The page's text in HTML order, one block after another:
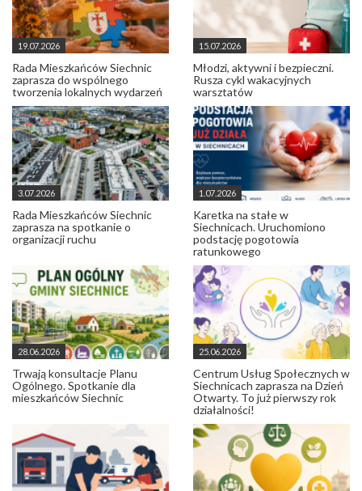
19.07.2026
Rada Mieszkańców Siechnic
zaprasza do wspólnego
tworzenia lokalnych wydarzeń
15.07.2026
Młodzi, aktywni i bezpieczni.
Rusza cykl wakacyjnych
warsztatów
3.07.2026
Rada Mieszkańców Siechnic
zaprasza na spotkanie o
organizacji ruchu
1.07.2026
Karetka na stałe w
Siechnicach. Uruchomiono
podstację pogotowia
ratunkowego
28.06.2026
Trwają konsultacje Planu
Ogólnego. Spotkanie dla
mieszkańców Siechnic
25.06.2026
Centrum Usług Społecznych w
Siechnicach zaprasza na Dzień
Otwarty. To już pierwszy rok
działalności!